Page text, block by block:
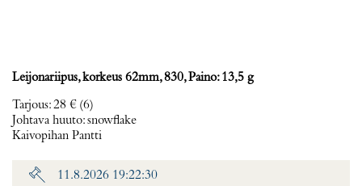
Leijonariipus, korkeus 62mm, 830, Paino: 13,5 g
Tarjous:28 € (6)
Johtava huuto:snowflake
Kaivopihan Pantti
11.8.2026 19:22:30